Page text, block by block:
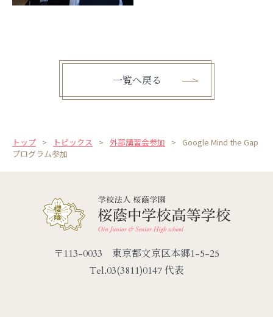
一覧へ戻る
トップ トピックス 外部講習会参加
Google Mind the Gap
プログラム参加
〒113-0033 東京都文京区本郷1-5-25
Tel.03(3811)0147 代表